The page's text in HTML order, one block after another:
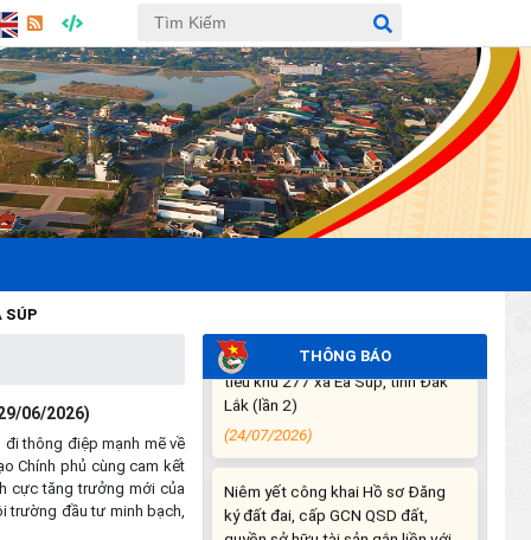
06/2026)
thông điệp mạnh mẽ về
Chính phủ cùng cam kết
cực tăng trưởng mới của
trường đầu tư minh bạch,
THÔNG BÁO
THÔNG BÁO DỰ KIẾN LỊCH CÔNG
TÁC CỦA THƯỜNG TRỰC HĐND
XÃ VÀ LÃNH ĐẠO UBND XÃ
TUẦN THỨ 30 (từ ngày
27/7/2026 đến ngày
02/8/2026)
(27/07/2026)
chấm dứt hoạt động sản xuất tại
Lắk (lần 2)
(24/07/2026)
Niêm yết công khai Hồ sơ Đăng
ký đất đai, cấp GCN QSD đất,
quyền sở hữu tài sản gắn liền với
đất lần đầu của hộ ông Y Chunh
Hra